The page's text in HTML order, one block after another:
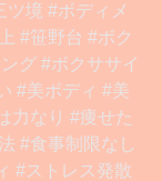
ツ境 #ボディメ
#笹野台 #ボク
グ #ボクササイ
#美ボディ #美
力なり #痩せた
#食事制限なし
#ストレス発散